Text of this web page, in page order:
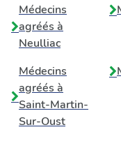
Médecins
agréés à
Neulliac
Médecins
agréés à
Saint-Martin-
Sur-Oust